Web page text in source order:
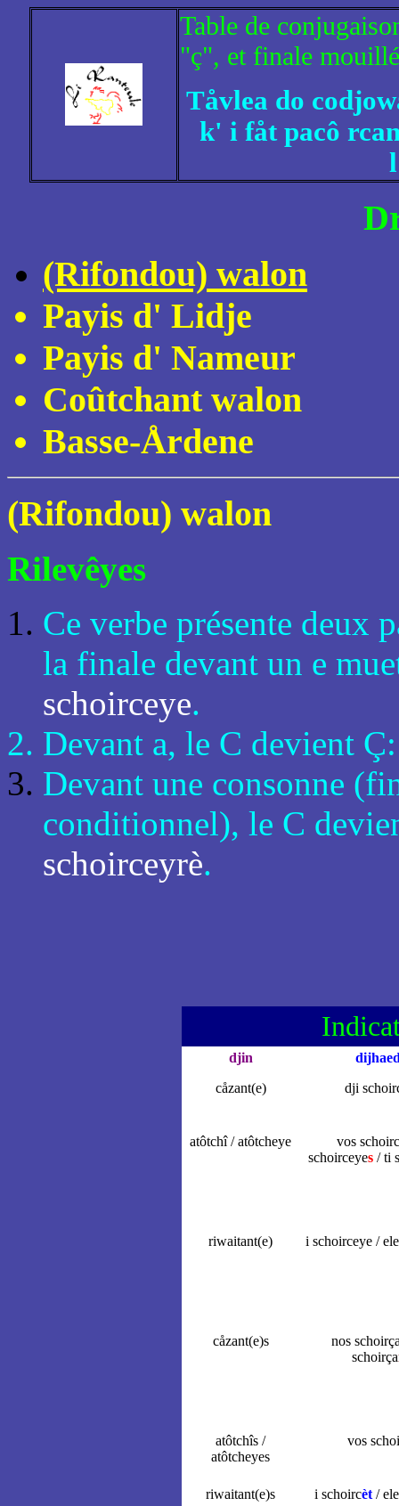
Table de
"ç", et finale
Tåvlea do
k' i fåt pacô
(Rifondou) walon
Payis d' Lidje
Payis d' Nameur
Coûtchant walon
Basse-Årdene
(Rifondou) walon
Rilevêyes
Ce verbe présente deux
la finale devant un e
schoirceye.
Devant a, le C devient
Devant une consonne
conditionnel), le C
schoirceyrè.
djin
cåzant(e)
dji
atôtchî / atôtcheye
vos schoirc
schoirceyes/ ti
riwaitant(e) i schoirceye /
cåzant(e)s
nos
schoirça
atôtchîs /
atôtcheyes
vos
riwaitant(e)s i schoircèt/